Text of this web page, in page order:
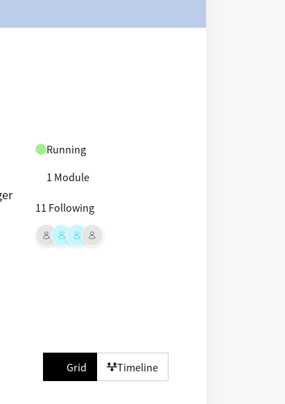
Running
1 Module
11 Following
Grid Timeline